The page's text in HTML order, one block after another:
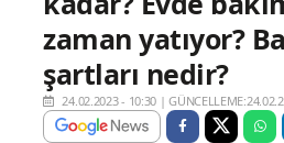
zaman yatıyor?
şartları nedir?
24.02.2023 - 10:30 |